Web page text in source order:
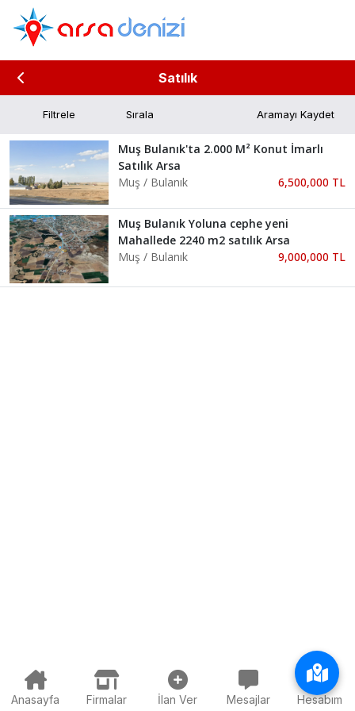
Satılık
Filtrele Aramayı Kaydet
Muş Bulanık'ta 2.000 M² Konut İmarlı
Satılık Arsa
Muş / Bulanık
6,500,000 TL
Muş Bulanık Yoluna cephe yeni
Mahallede 2240 m2 satılık Arsa
Muş / Bulanık
9,000,000 TL
Anasayfa Firmalar İlan Ver Mesajlar Hesabım